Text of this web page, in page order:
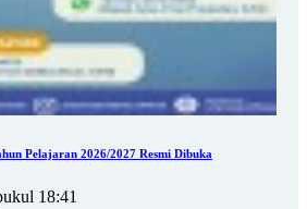
Pelajaran 2026/2027 Resmi Dibuka
18:41